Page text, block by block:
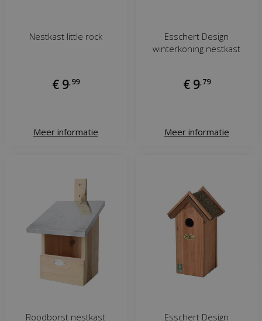
Nestkast little rock
€ 9, 99
Meer informatie
Esschert Design
winterkoning nestkast
€ 9, 79
Meer informatie
Roodborst nestkast Esschert Design